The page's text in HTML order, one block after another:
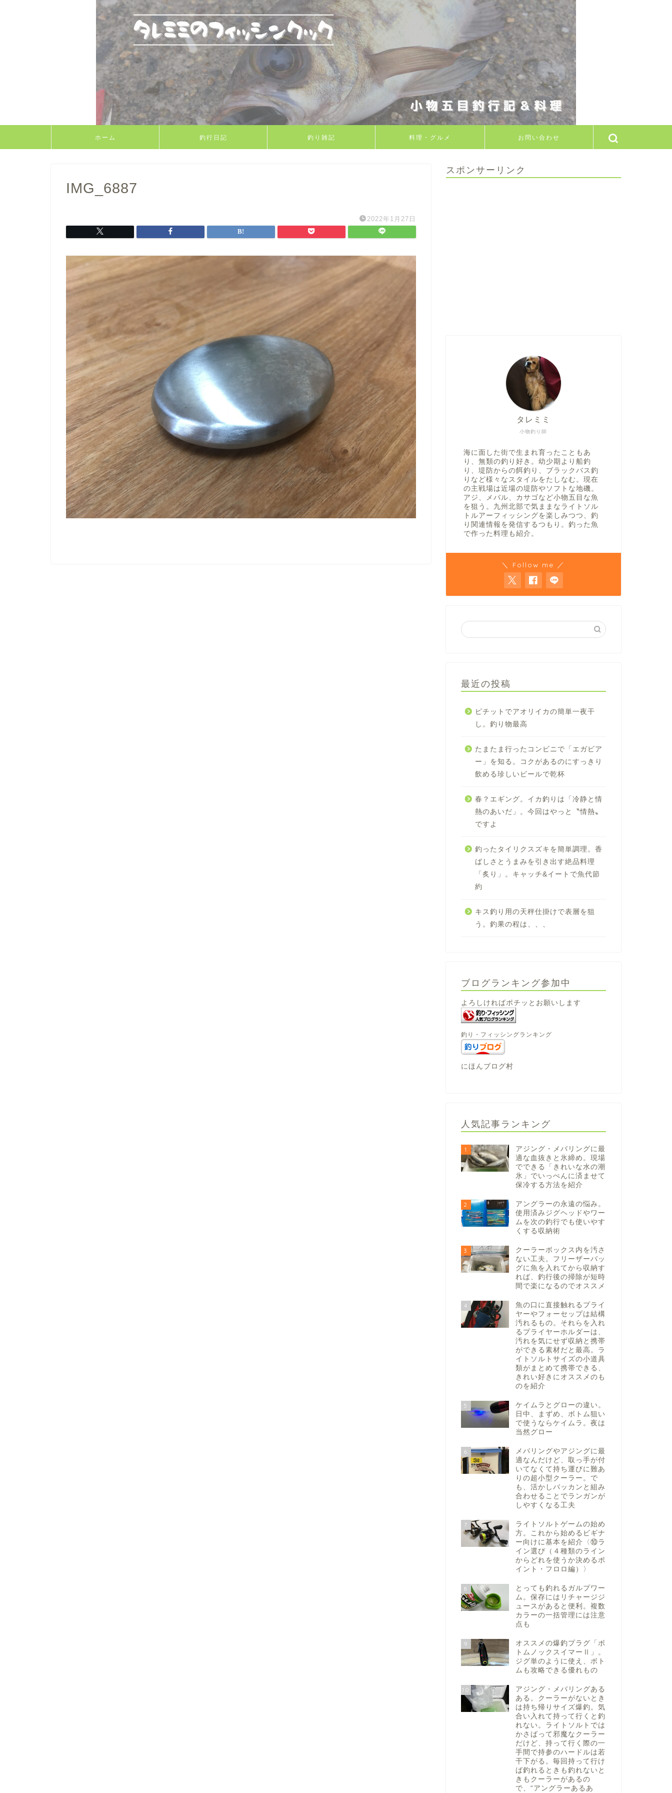
ホーム 釣行日記 釣り雑記 料理・グルメ お問い合わせ
IMG_6887
2022年1月27日
スポンサーリンク
小物釣り師
タレミミ
海に面した街で生まれ育ったこともあ
り、無類の釣り好き。幼少期より船釣
り、堤防からの餌釣り、ブラックバス釣
りなど様々なスタイルをたしなむ。現在
の主戦場は近場の堤防やソフトな地磯。
アジ、メバル、カサゴなど小物五目な魚
を狙う。九州北部で気ままなライトソル
トルアーフィッシングを楽しみつつ、釣
り関連情報を発信するつもり。釣った魚
で作った料理も紹介。
＼ Follow me ／
最近の投稿
ピチットでアオリイカの簡単一夜干
し。釣り物最高
たまたま行ったコンビニで「エガビア
ー」を知る。コクがあるのにすっきり
飲める珍しいビールで乾杯
春？エギング。イカ釣りは「冷静と情
熱のあいだ」。今回はやっと〝情熱〟
ですよ
釣ったタイリクスズキを簡単調理。香
ばしさとうまみを引き出す絶品料理
「炙り」。キャッチ&イートで魚代節
約
キス釣り用の天秤仕掛けで表層を狙
う。釣果の程は、、、
ブログランキング参加中
よろしければポチッとお願いします
釣り・フィッシングランキング
にほんブログ村
人気記事ランキング
1
アジング・メバリングに最
適な血抜きと氷締め。現場
でできる「きれいな水の潮
氷」でいっぺんに済ませて
保冷する方法を紹介
2
アングラーの永遠の悩み。
使用済みジグヘッドやワー
ムを次の釣行でも使いやす
くする収納術
3
クーラーボックス内を汚さ
ない工夫。フリーザーバッ
グに魚を入れてから収納す
れば、釣行後の掃除が短時
間で楽になるのでオススメ
4
魚の口に直接触れるプライ
ヤーやフォーセップは結構
汚れるもの。それらを入れ
るプライヤーホルダーは、
汚れを気にせず収納と携帯
ができる素材だと最高。ラ
イトソルトサイズの小道具
類がまとめて携帯できる、
きれい好きにオススメのも
のを紹介
5
ケイムラとグローの違い。
日中、まずめ、ボトム狙い
で使うならケイムラ。夜は
当然グロー
6
メバリングやアジングに最
適なんだけど、取っ手が付
いてなくて持ち運びに難あ
りの超小型クーラー。で
も、活かしバッカンと組み
合わせることでランガンが
しやすくなる工夫
7
ライトソルトゲームの始め
方。これから始めるビギナ
ー向けに基本を紹介〈⑩ラ
イン選び（４種類のライン
からどれを使うか決めるポ
イント・フロロ編）〉
8
とっても釣れるガルプワー
ム。保存にはリチャージジ
ュースがあると便利。複数
カラーの一括管理には注意
点も
9
オススメの爆釣プラグ「ボ
トムノックスイマーⅡ」。
ジグ単のように使え、ボト
ムも攻略できる優れもの
10
アジング・メバリングある
ある。クーラーがないとき
は持ち帰りサイズ爆釣。気
合い入れて持って行くと釣
れない。ライトソルトでは
かさばって邪魔なクーラー
だけど、持って行く際の一
手間で持参のハードルは若
干下がる。毎回持って行け
ば釣れるときも釣れないと
きもクーラーがあるの
で、“アングラーあるあ